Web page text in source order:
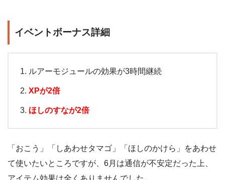
イベントボーナス詳細
ルアーモジュールの効果が3時間継続
XPが2倍
ほしのすなが2倍
「おこう」「しあわせタマゴ」「ほしのかけら」をあわせ
て使いたいところですが、6月は通信が不安定だった上、